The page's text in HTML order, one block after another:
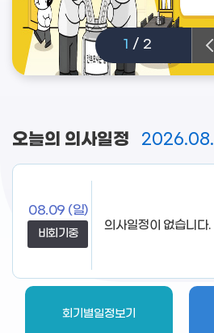
1 / 2
오늘의 의사일정 2026.08.
08.09 (일)
비회기중
회기별일정보기